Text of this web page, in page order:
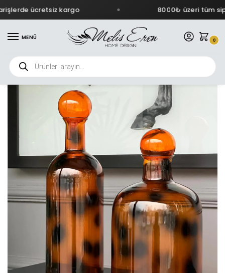
ücretsiz kargo 8000₺ üzeri tüm
MENÜ 0